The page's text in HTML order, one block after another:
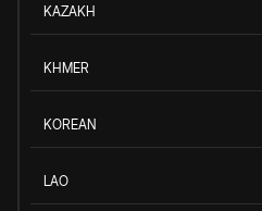
KAZAKH
KHMER
KOREAN
LAO